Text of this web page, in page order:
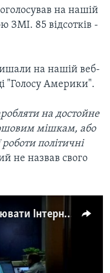
на нашій
ЗМІ. 85 відсотків -
на нашій веб-
"Голосу Америки".
на достойне
мішкам, або
політичні
не назвав свого
Янукович спробує контролювати Інтернет - Лещенко
available